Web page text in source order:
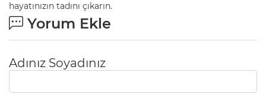
hayatınızın tadını çıkarın.
Yorum Ekle
Adınız Soyadınız